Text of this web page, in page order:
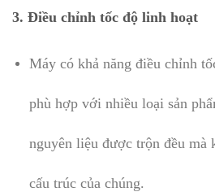
3. Điều chỉnh tốc độ linh hoạt
Máy có khả năng điều chỉnh
phù hợp với nhiều loại sản
nguyên liệu được trộn đều mà
cấu trúc của chúng.